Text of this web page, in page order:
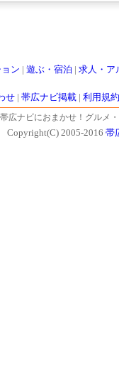
ン 遊ぶ・宿泊 求人・ア
せ| 帯広ナビ掲載| 利用規約
広ナビにおまかせ！グルメ
Copyright(C) 2005-2016 帯